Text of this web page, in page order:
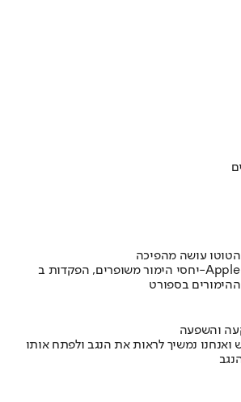
בספורט
והשפעה
ואנחנו נמשיך לראות את הנגב ולפתח אותו